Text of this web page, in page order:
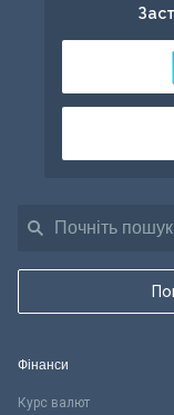
Фінанси
Курс валют